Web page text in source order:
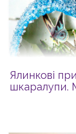
Ялинкові
шкаралупи.